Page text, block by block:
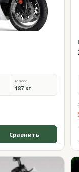
Масса
187 кг
Сравнить